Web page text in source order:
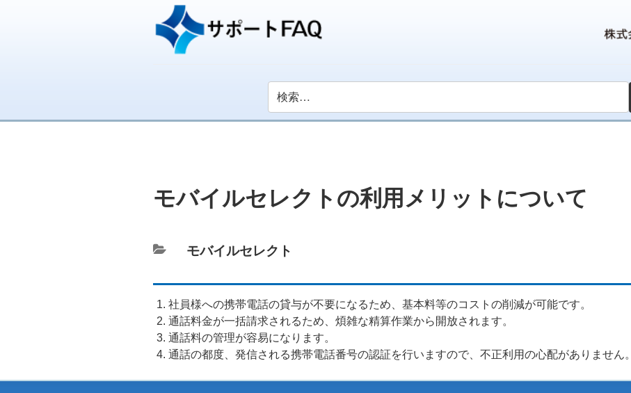
モバイルセレクトの利用メリットについて
カ
ゴ
リ
ー
モバイルセレクト
社員様への携帯電話の貸与が不要になるため、基本料等のコストの削減が可能です。
通話料金が一括請求されるため、煩雑な精算作業から開放されます。
通話料の管理が容易になります。
通話の都度、発信される携帯電話番号の認証を行いますので、不正利用の心配がありません。